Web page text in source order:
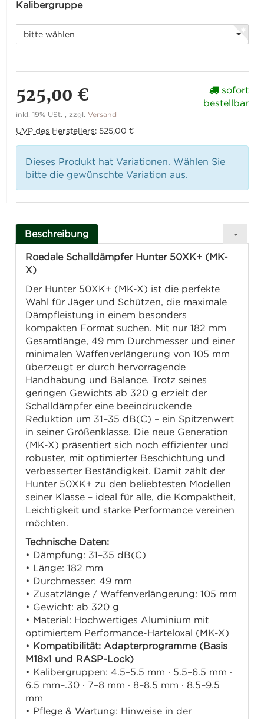
Kalibergruppe
bitte wählen
525,00 €
inkl. 19% USt. , zzgl.Versand
UVP des Herstellers: 525,00 €
sofort
bestellbar
Dieses Produkt hat Variationen. Wählen Sie
bitte die gewünschte Variation aus.
Beschreibung
Roedale Schalldämpfer Hunter 50XK+ (MK-
X)
Der Hunter 50XK+ (MK-X) ist die perfekte
Wahl für Jäger und Schützen, die maximale
Dämpfleistung in einem besonders
kompakten Format suchen. Mit nur 182 mm
Gesamtlänge, 49 mm Durchmesser und einer
minimalen Waffenverlängerung von 105 mm
überzeugt er durch hervorragende
Handhabung und Balance. Trotz seines
geringen Gewichts ab 320 g erzielt der
Schalldämpfer eine beeindruckende
Reduktion um 31–35 dB(C) – ein Spitzenwert
in seiner Größenklasse. Die neue Generation
(MK-X) präsentiert sich noch effizienter und
robuster, mit optimierter Beschichtung und
verbesserter Beständigkeit. Damit zählt der
Hunter 50XK+ zu den beliebtesten Modellen
seiner Klasse – ideal für alle, die Kompaktheit,
Leichtigkeit und starke Performance vereinen
möchten.
Technische Daten:
• Dämpfung: 31–35 dB(C)
• Länge: 182 mm
• Durchmesser: 49 mm
• Zusatzlänge / Waffenverlängerung: 105 mm
• Gewicht: ab 320 g
• Material: Hochwertiges Aluminium mit
optimiertem Performance-Harteloxal (MK-X)
• Kompatibilität: Adapterprogramme (Basis
M18x1 und RASP-Lock)
• Kalibergruppen: 4.5–5.5 mm · 5.5–6.5 mm ·
6.5 mm–.30 · 7–8 mm · 8–8.5 mm · 8.5–9.5
mm
• Pflege & Wartung: Hinweise in der